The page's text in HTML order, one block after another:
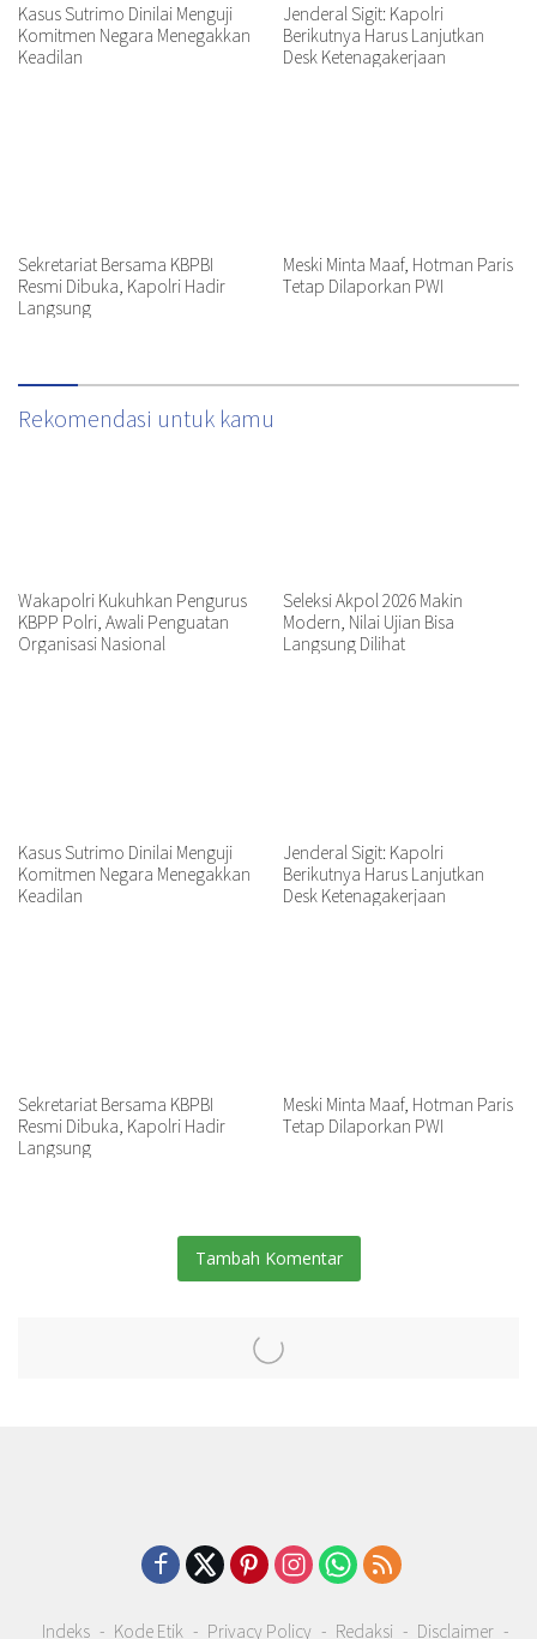
Kasus Sutrimo Dinilai Menguji
Komitmen Negara Menegakkan
Keadilan
Jenderal Sigit: Kapolri
Berikutnya Harus Lanjutkan
Desk Ketenagakerjaan
Sekretariat Bersama KBPBI
Resmi Dibuka, Kapolri Hadir
Langsung
Meski Minta Maaf, Hotman Paris
Tetap Dilaporkan PWI
Rekomendasi untuk kamu
Wakapolri Kukuhkan Pengurus
KBPP Polri, Awali Penguatan
Organisasi Nasional
Seleksi Akpol 2026 Makin
Modern, Nilai Ujian Bisa
Langsung Dilihat
Kasus Sutrimo Dinilai Menguji
Komitmen Negara Menegakkan
Keadilan
Jenderal Sigit: Kapolri
Berikutnya Harus Lanjutkan
Desk Ketenagakerjaan
Sekretariat Bersama KBPBI
Resmi Dibuka, Kapolri Hadir
Langsung
Meski Minta Maaf, Hotman Paris
Tetap Dilaporkan PWI
Tambah Komentar
Indeks Kode Etik Privacy Policy Redaksi Disclaimer